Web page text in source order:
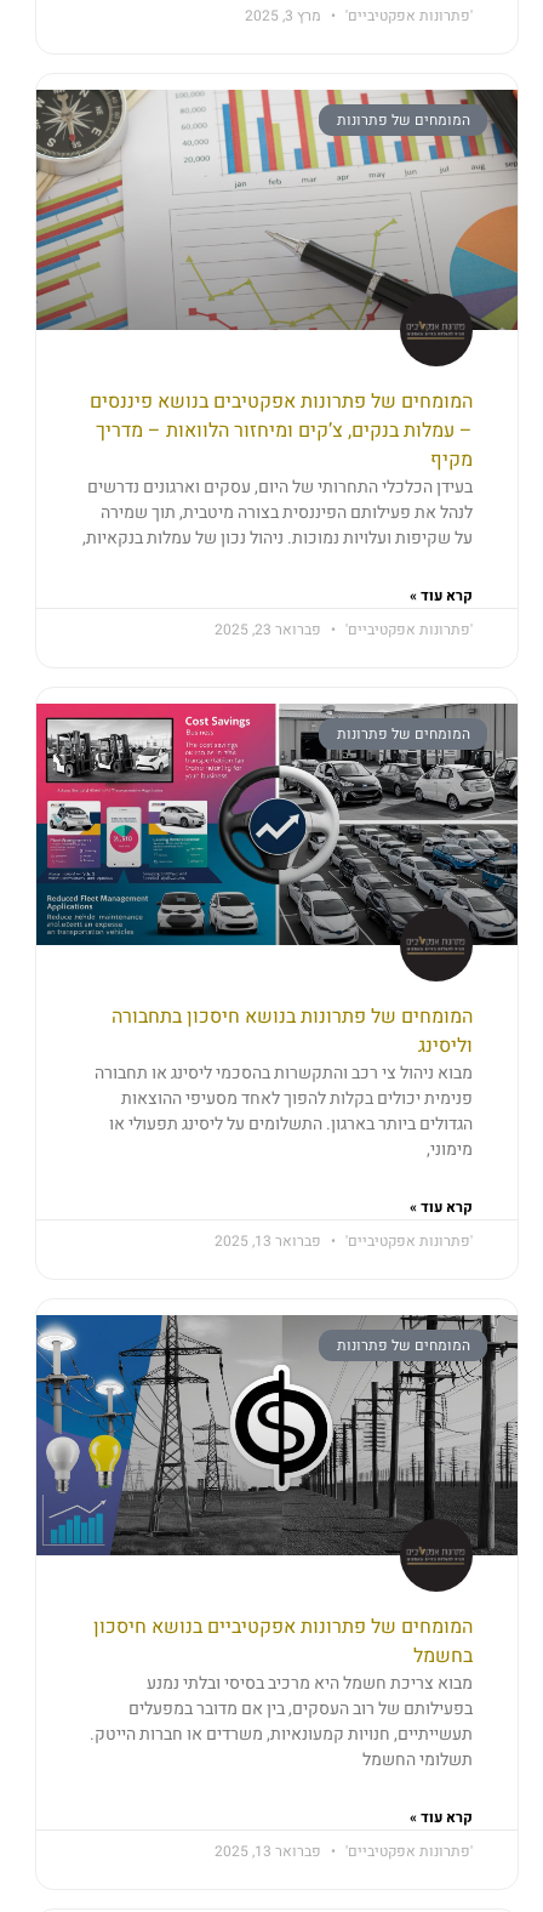
'פתרונות אפקטיביים' מרץ 3, 2025
המומחים של פתרונות
המומחים של פתרונות אפקטיבים בנושא פיננסים
– עמלות בנקים, צ’קים ומיחזור הלוואות – מדריך
מקיף
בעידן הכלכלי התחרותי של היום, עסקים וארגונים נדרשים
לנהל את פעילותם הפיננסית בצורה מיטבית, תוך שמירה
על שקיפות ועלויות נמוכות. ניהול נכון של עמלות בנקאיות,
קרא עוד »
'פתרונות אפקטיביים'
פברואר 23, 2025
המומחים של פתרונות
המומחים של פתרונות בנושא חיסכון בתחבורה
וליסינג
מבוא ניהול צי רכב והתקשרות בהסכמי ליסינג או תחבורה
פנימית יכולים בקלות להפוך לאחד מסעיפי ההוצאות
הגדולים ביותר בארגון. התשלומים על ליסינג תפעולי או
מימוני,
קרא עוד »
'פתרונות אפקטיביים'
פברואר 13, 2025
המומחים של פתרונות
המומחים של פתרונות אפקטיביים בנושא חיסכון
בחשמל
מבוא צריכת חשמל היא מרכיב בסיסי ובלתי נמנע
בפעילותם של רוב העסקים, בין אם מדובר במפעלים
תעשייתיים, חנויות קמעונאיות, משרדים או חברות הייטק.
תשלומי החשמל
קרא עוד »
'פתרונות אפקטיביים'
פברואר 13, 2025